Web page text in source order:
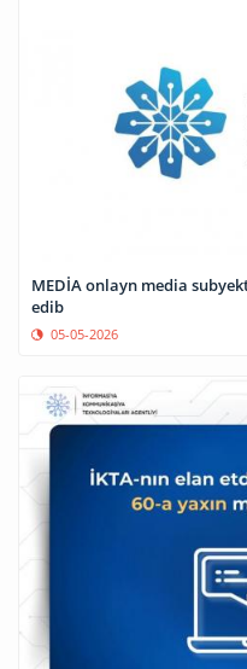
MEDİA onlayn media
edib
05-05-2026